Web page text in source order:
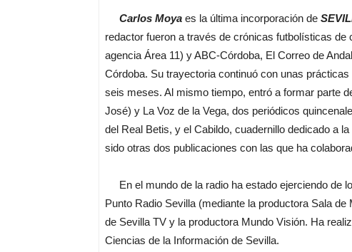
Carlos Moya es la última incorporación de
redactor fueron a través de crónicas futbolísticas
agencia Área 11) y ABC-Córdoba, El Correo de
Córdoba. Su trayectoria continuó con unas
seis meses. Al mismo tiempo, entró a formar parte
José) y La Voz de la Vega, dos periódicos
del Real Betis, y el Cabildo, cuadernillo dedicado a
sido otras dos publicaciones con las que ha
En el mundo de la radio ha estado ejerciendo de
Punto Radio Sevilla (mediante la productora Sala
de Sevilla TV y la productora Mundo Visión. Ha
Ciencias de la Información de Sevilla.